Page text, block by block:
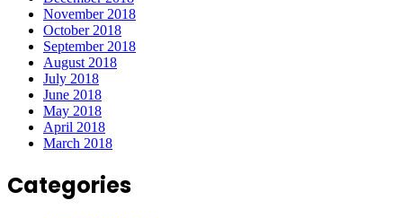
November 2018
October 2018
September 2018
August 2018
July 2018
June 2018
May 2018
April 2018
March 2018
Categories